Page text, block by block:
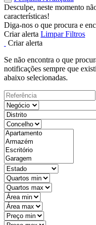
Desculpe, neste momento
características!
Diga-nos o que procura e
Criar alerta Limpar Filtros
Criar alerta
Se não encontra o que
notificações sempre que
abaixo selecionadas.